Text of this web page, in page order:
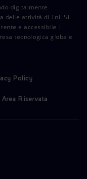
digitalmente
delle attività di Eni. Si
e accessibile i
tecnologica globale
Policy
Area Riservata